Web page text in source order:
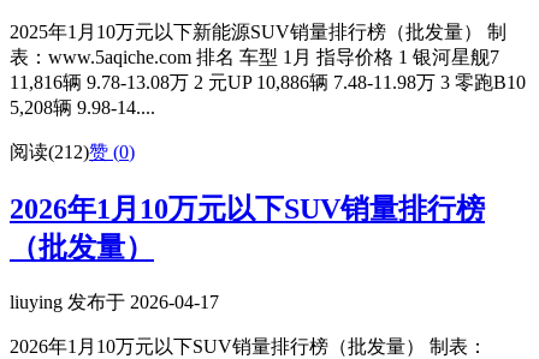
2025年1月10万元以下新能源SUV销量排行榜（批发量） 制
表：www.5aqiche.com 排名 车型 1月 指导价格 1 银河星舰7
11,816辆 9.78-13.08万 2 元UP 10,886辆 7.48-11.98万 3 零跑B10
5,208辆 9.98-14....
阅读(212)赞 (0)
2026年1月10万元以下SUV销量排行榜
（批发量）
liuying 发布于 2026-04-17
2026年1月10万元以下SUV销量排行榜（批发量） 制表：